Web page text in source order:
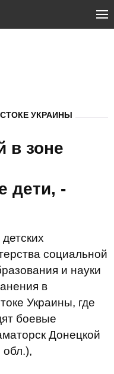
УКРАИНЫ
в зоне
дети, -
социальной
и науки
в
Украины, где
боевые
Донецкой
обл.),